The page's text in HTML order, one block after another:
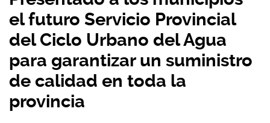
el futuro Servicio Provincial
del Ciclo Urbano del Agua
para garantizar un suministro
de calidad en toda la
provincia